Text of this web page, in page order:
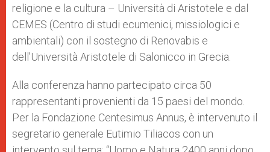
religione e la cultura – Università di Aristotele e dal
CEMES (Centro di studi ecumenici, missiologici e
ambientali) con il sostegno di Renovabis e
dell’Università Aristotele di Salonicco in Grecia.
Alla conferenza hanno partecipato circa 50
rappresentanti provenienti da 15 paesi del mondo.
Per la Fondazione Centesimus Annus, è intervenuto il
segretario generale Eutimio Tiliacos con un